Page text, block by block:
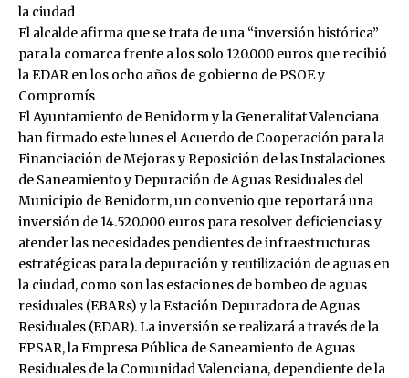
la ciudad
El alcalde afirma que se trata de una “inversión histórica”
para la comarca frente a los solo 120.000 euros que recibió
la EDAR en los ocho años de gobierno de PSOE y
Compromís
El Ayuntamiento de Benidorm y la Generalitat Valenciana
han firmado este lunes el Acuerdo de Cooperación para la
Financiación de Mejoras y Reposición de las Instalaciones
de Saneamiento y Depuración de Aguas Residuales del
Municipio de Benidorm, un convenio que reportará una
inversión de 14.520.000 euros para resolver deficiencias y
atender las necesidades pendientes de infraestructuras
estratégicas para la depuración y reutilización de aguas en
la ciudad, como son las estaciones de bombeo de aguas
residuales (EBARs) y la Estación Depuradora de Aguas
Residuales (EDAR). La inversión se realizará a través de la
EPSAR, la Empresa Pública de Saneamiento de Aguas
Residuales de la Comunidad Valenciana, dependiente de la